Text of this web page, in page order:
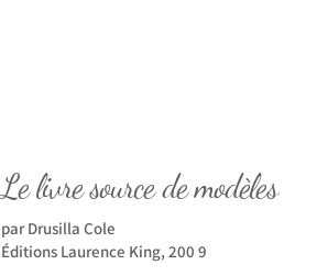
Le livre source de modèles
par Drusilla Cole
Éditions Laurence King, 200 9